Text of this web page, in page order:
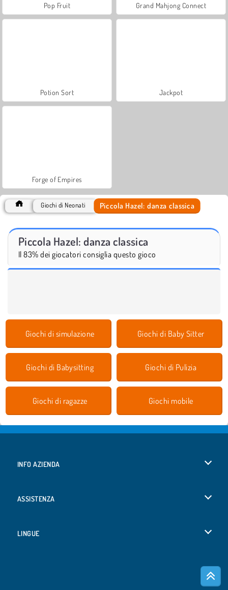
Pop Fruit Grand Mahjong Connect
Potion Sort Jackpot
Forge of Empires
Giochi di Neonati Piccola Hazel: danza classica
Piccola Hazel: danza classica
Il 83% dei giocatori consiglia questo gioco
Giochi di simulazione Giochi di Baby Sitter
Giochi di Babysitting Giochi di Pulizia
Giochi di ragazze Giochi mobile
INFO AZIENDA
ASSISTENZA
LINGUE